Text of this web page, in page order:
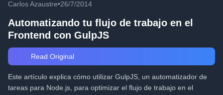
Carlos Azaustre•26/7/2014
Automatizando tu flujo de trabajo en el
Frontend con GulpJS
Read Original
Este artículo explica cómo utilizar GulpJS, un automatizador de
tareas para Node.js, para optimizar el flujo de trabajo en el